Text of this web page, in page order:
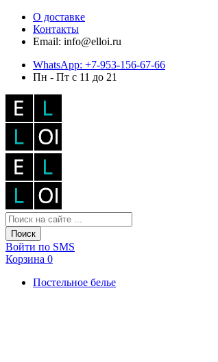
О доставке
Контакты
Email: info@elloi.ru
WhatsApp: +7-953-156-67-66
Пн - Пт с 11 до 21
Поиск
Войти по SMS
Корзина 0
Постельное белье